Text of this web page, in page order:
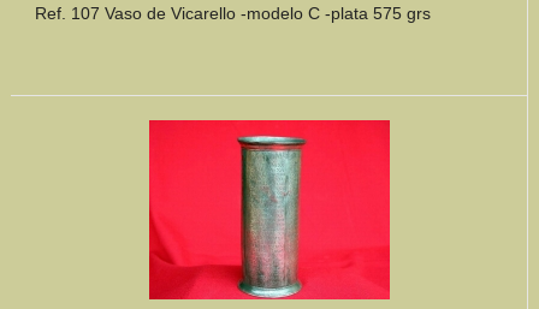
Ref. 107 Vaso de Vicarello -modelo C -plata 575 grs